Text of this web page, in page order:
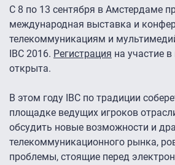
С 8 по 13 сентября в Амстердаме
международная выставка и
телекоммуникациям и
IBC 2016. Регистрация на участие
открыта.
В этом году IBC по традиции
площадке ведущих игроков
обсудить новые возможности и
телекоммуникационного рынка,
проблемы, стоящие перед